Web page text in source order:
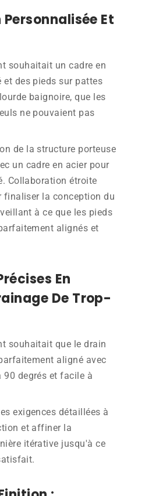
Et
souhaitait un cadre en
et des pieds sur pattes
baignoire, que les
ne pouvaient pas
de la structure porteuse
un cadre en acier pour
Collaboration étroite
finaliser la conception du
à ce que les pieds
alignés et
En
De Trop-
souhaitait que le drain
aligné avec
90 degrés et facile à
exigences détaillées à
et affiner la
itérative jusqu'à ce